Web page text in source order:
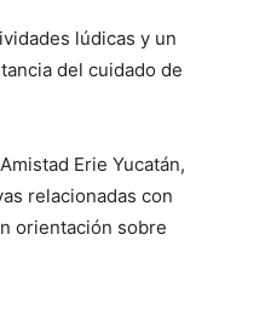
lúdicas y un
del cuidado de
Erie Yucatán,
relacionadas con
orientación sobre